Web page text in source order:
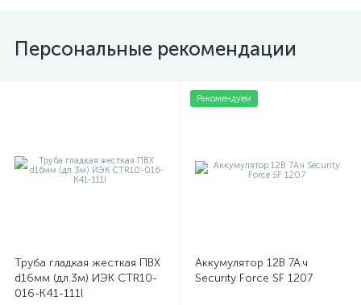
Персональные рекомендации
Труба гладкая жесткая ПВХ
d16мм (дл.3м) ИЭК CTR10-
016-K41-111I
Рекомендуем
Аккумулятор 12В 7А.ч
Security Force SF 1207